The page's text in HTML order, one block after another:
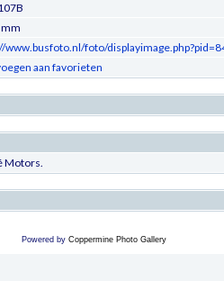
www.busfoto.nl/foto/
aan favorieten
Motors.
Powered by Coppermine Photo Gallery